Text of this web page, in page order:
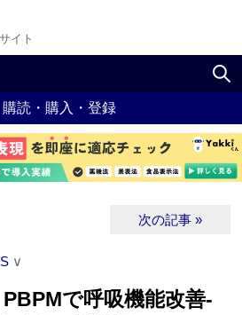
イト
購読・購入・登録
次の記事 »
∨
PBPMで呼吸機能改善‐